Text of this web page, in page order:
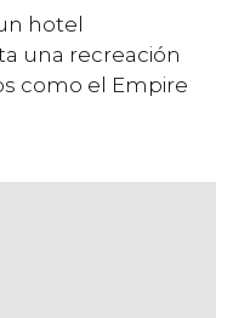
hotel
una recreación
como el Empire